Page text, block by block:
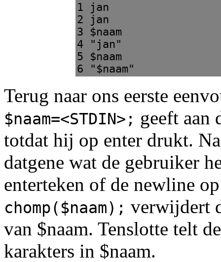
1 jan
2 jan
3 $naam
4 "jan"
5 $naam
6 "$naam"
Terug naar ons eerste
$naam=<STDIN>; geeft aan
totdat hij op enter drukt.
datgene wat de gebruiker
enterteken of de newline
chomp($naam); verwijdert
van $naam. Tenslotte telt
karakters in $naam.